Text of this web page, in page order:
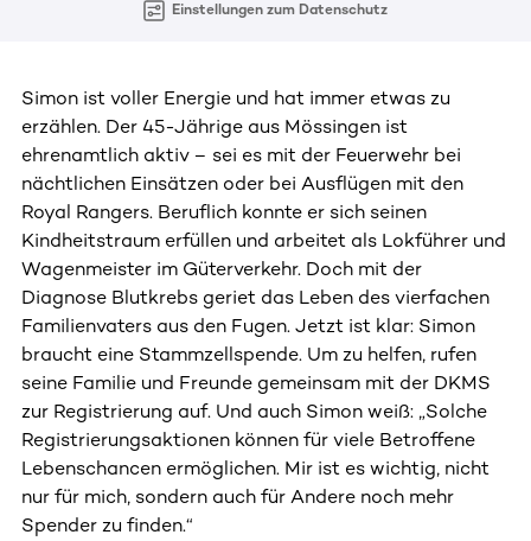
Einstellungen zum Datenschutz
Simon ist voller Energie und hat immer etwas zu
erzählen. Der 45-Jährige aus Mössingen ist
ehrenamtlich aktiv – sei es mit der Feuerwehr bei
nächtlichen Einsätzen oder bei Ausflügen mit den
Royal Rangers. Beruflich konnte er sich seinen
Kindheitstraum erfüllen und arbeitet als Lokführer und
Wagenmeister im Güterverkehr. Doch mit der
Diagnose Blutkrebs geriet das Leben des vierfachen
Familienvaters aus den Fugen. Jetzt ist klar: Simon
braucht eine Stammzellspende. Um zu helfen, rufen
seine Familie und Freunde gemeinsam mit der DKMS
zur Registrierung auf. Und auch Simon weiß: „Solche
Registrierungsaktionen können für viele Betroffene
Lebenschancen ermöglichen. Mir ist es wichtig, nicht
nur für mich, sondern auch für Andere noch mehr
Spender zu finden.“